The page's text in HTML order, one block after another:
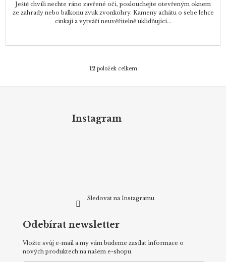
Ještě chvíli nechte ráno zavřené oči, poslouchejte otevřeným oknem
ze zahrady nebo balkonu zvuk zvonkohry. Kameny achátu o sebe lehce
cinkají a vytváří neuvěřitelně uklidňující...
O
a
v
i
u
12položek celkem
Instagram
Sledovat na Instagramu
Odebírat newsletter
Vložte svůj e-mail a my vám budeme zasílat informace o
nových produktech na našem e-shopu.